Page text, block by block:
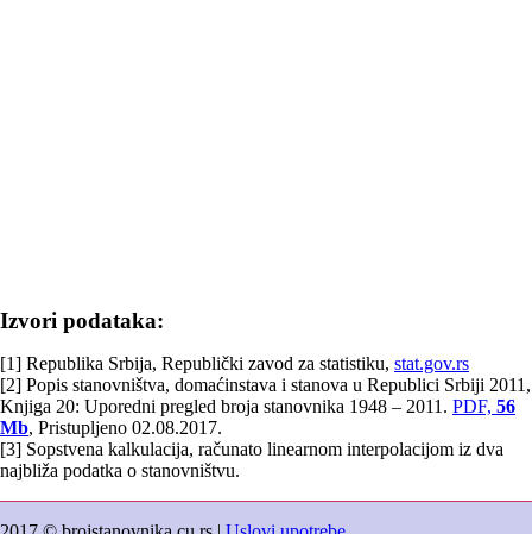
Izvori podataka:
[1] Republika Srbija, Republički zavod za statistiku, stat.gov.rs
[2] Popis stanovništva, domaćinstava i stanova u Republici Srbiji 2011,
Knjiga 20: Uporedni pregled broja stanovnika 1948 – 2011. PDF, 56
Mb, Pristupljeno 02.08.2017.
[3] Sopstvena kalkulacija, računato linearnom interpolacijom iz dva
najbliža podatka o stanovništvu.